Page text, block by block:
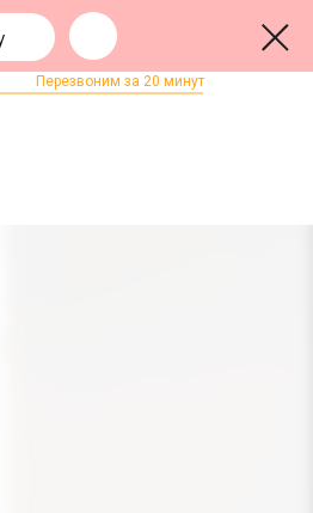
ЗАКАЗАТЬ ЗВОНОК
Перезвоним за 20 минут